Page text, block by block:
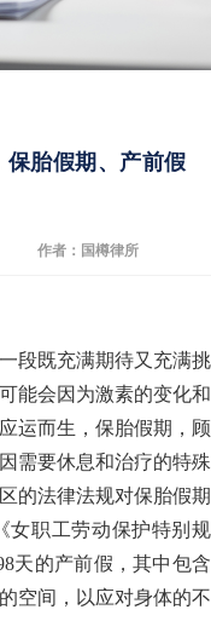
保胎假期、产前假
作者：国樽律所
段既充满期待又充满挑
能会因为激素的变化和
运而生，保胎假期，顾
需要休息和治疗的特殊
的法律法规对保胎假期
女职工劳动保护特别规
天的产前假，其中包含
空间，以应对身体的不